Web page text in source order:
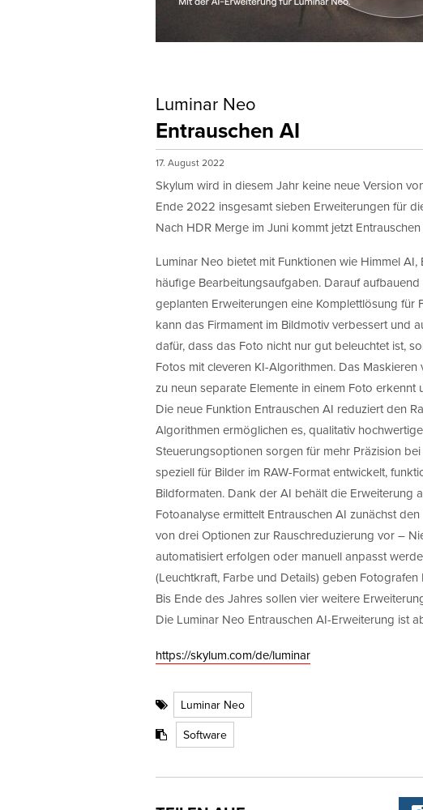
Luminar Neo
Entrauschen AI
17. August 2022
Skylum wird in diesem Jahr keine neue Version
Ende 2022 insgesamt sieben Erweiterungen für
Nach HDR Merge im Juni kommt jetzt
Luminar Neo bietet mit Funktionen wie Himmel
häufige Bearbeitungsaufgaben. Darauf
geplanten Erweiterungen eine Komplettlösung für
kann das Firmament im Bildmotiv verbessert und
dafür, dass das Foto nicht nur gut beleuchtet ist,
Fotos mit cleveren KI-Algorithmen. Das
zu neun separate Elemente in einem Foto erkennt
Die neue Funktion Entrauschen AI reduziert den
Algorithmen ermöglichen es, qualitativ
Steuerungsoptionen sorgen für mehr Präzision
speziell für Bilder im RAW-Format entwickelt,
Bildformaten. Dank der AI behält die Erweiterung
Fotoanalyse ermittelt Entrauschen AI zunächst
von drei Optionen zur Rauschreduzierung vor –
automatisiert erfolgen oder manuell anpasst
(Leuchtkraft, Farbe und Details) geben
Bis Ende des Jahres sollen vier weitere
Die Luminar Neo Entrauschen AI-Erweiterung ist
https://skylum.com/de/luminar
Luminar Neo
Software